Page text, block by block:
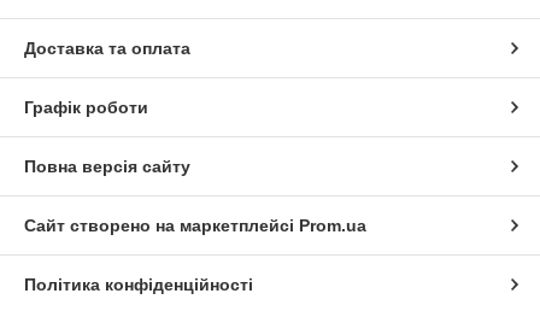
Доставка та оплата
Графік роботи
Повна версія сайту
Сайт створено на маркетплейсі Prom.ua
Політика конфіденційності